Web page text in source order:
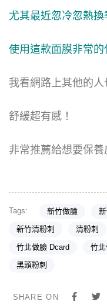
尤其最近忽冷忽熱
使用這款面膜非常的
我看網路上其他的
舒緩超有感！
非常推薦給想要保養
Tags: 新竹做臉
新竹清粉刺 清粉刺
竹北做臉 Dcard 竹
黑頭粉刺
SHARE ON